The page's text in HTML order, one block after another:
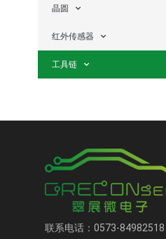
晶圆
红外传感器
工具链
联系电话：0573-84982518